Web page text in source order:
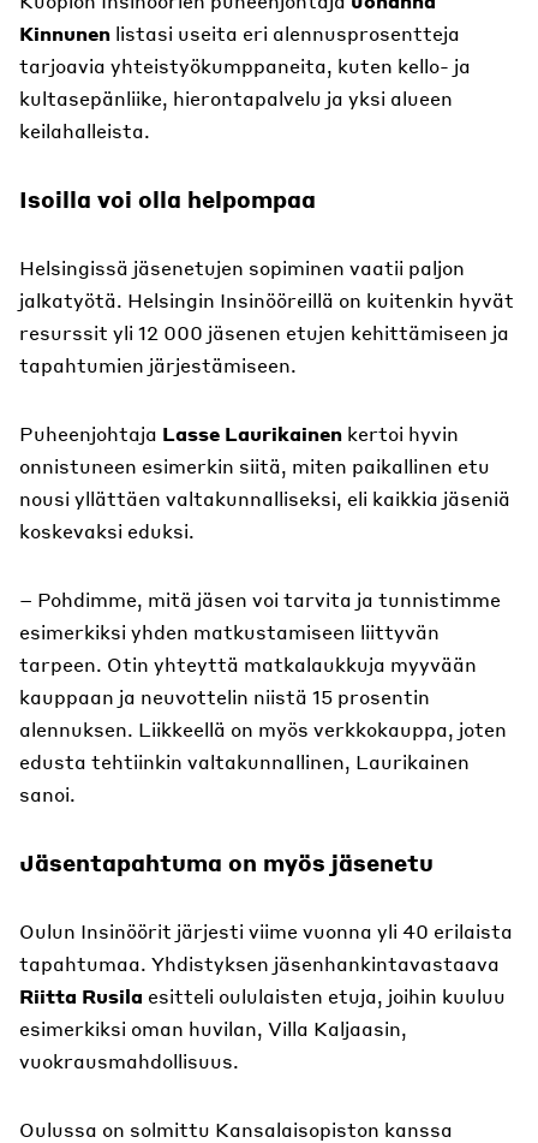
Kinnunen listasi useita eri alennusprosentteja
tarjoavia yhteistyökumppaneita, kuten kello- ja
kultasepänliike, hierontapalvelu ja yksi alueen
keilahalleista.
Isoilla voi olla helpompaa
Helsingissä jäsenetujen sopiminen vaatii paljon
jalkatyötä. Helsingin Insinööreillä on kuitenkin hyvät
resurssit yli 12 000 jäsenen etujen kehittämiseen ja
tapahtumien järjestämiseen.
Puheenjohtaja Lasse Laurikainen kertoi hyvin
onnistuneen esimerkin siitä, miten paikallinen etu
nousi yllättäen valtakunnalliseksi, eli kaikkia jäseniä
koskevaksi eduksi.
– Pohdimme, mitä jäsen voi tarvita ja tunnistimme
esimerkiksi yhden matkustamiseen liittyvän
tarpeen. Otin yhteyttä matkalaukkuja myyvään
kauppaan ja neuvottelin niistä 15 prosentin
alennuksen. Liikkeellä on myös verkkokauppa, joten
edusta tehtiinkin valtakunnallinen, Laurikainen
sanoi.
Jäsentapahtuma on myös jäsenetu
Oulun Insinöörit järjesti viime vuonna yli 40 erilaista
tapahtumaa. Yhdistyksen jäsenhankintavastaava
Riitta Rusila esitteli oululaisten etuja, joihin kuuluu
esimerkiksi oman huvilan, Villa Kaljaasin,
vuokrausmahdollisuus.
Oulussa on solmittu Kansalaisopiston kanssa